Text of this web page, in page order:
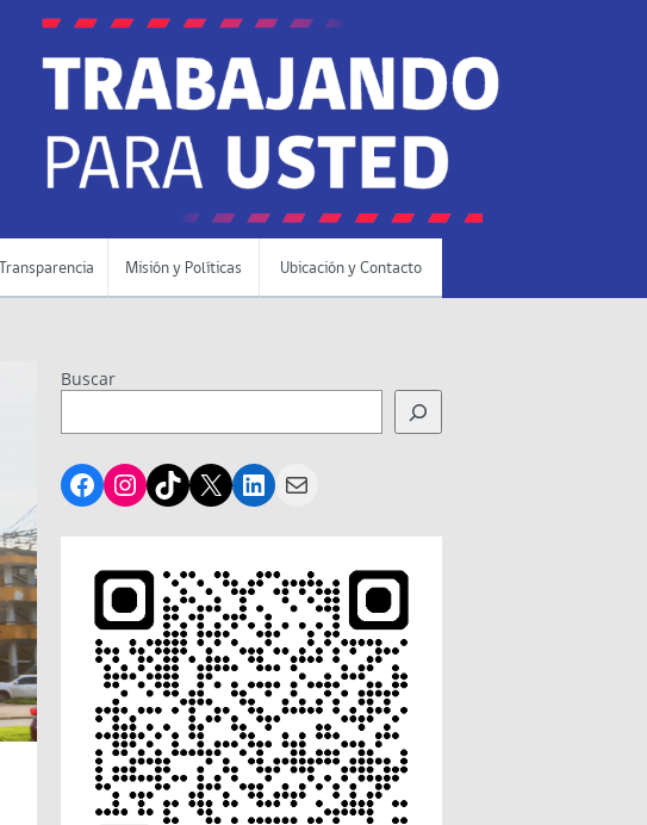
Transparencia Misión y Políticas Ubicación y Contacto
Buscar
Facebook
Instagram
TikTok
X LinkedIn
Mail